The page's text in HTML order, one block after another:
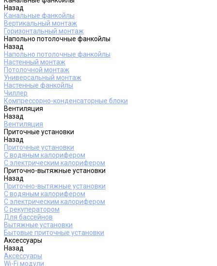
Назад
Канальные фанкойлы
Вертикальный монтаж
Горизонтальный монтаж
Напольно потолочные фанкойлы
Назад
Напольно потолочные фанкойлы
Настенный монтаж
Потолочной монтаж
Универсальный монтаж
Настенные фанкойлы
Чиллер
Компрессорно-конденсаторные блоки
Вентиляция
Назад
Вентиляция
Приточные установки
Назад
Приточные установки
С водяным калорифером
С электрическим калорифером
Приточно-вытяжные установки
Назад
Приточно-вытяжные установки
С водяным калорифером
С электрическим калорифером
С рекуператором
Для бассейнов
Вытяжные установки
Бытовые приточные установки
Аксессуары
Назад
Аксессуары
Wi-Fi модули